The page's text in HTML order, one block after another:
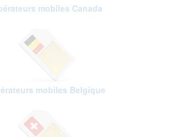
mobiles Canada
mobiles Belgique